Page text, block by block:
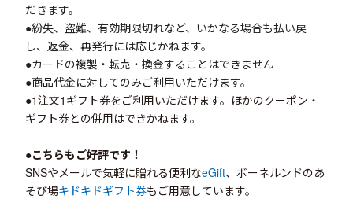
だきます。
●紛失、盗難、有効期限切れなど、いかなる場合も払い戻
し、返金、再発行には応じかねます。
●カードの複製・転売・換金することはできません
●商品代金に対してのみご利用いただけます。
●1注文1ギフト券をご利用いただけます。ほかのクーポン・
ギフト券との併用はできかねます。
●こちらもご好評です！
SNSやメールで気軽に贈れる便利なeGift、ボーネルンドのあ
そび場キドキドギフト券もご用意しています。